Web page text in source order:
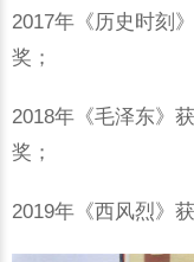
2017年《历史时刻
奖；
2018年《毛泽东》
奖；
2019年《西风烈》